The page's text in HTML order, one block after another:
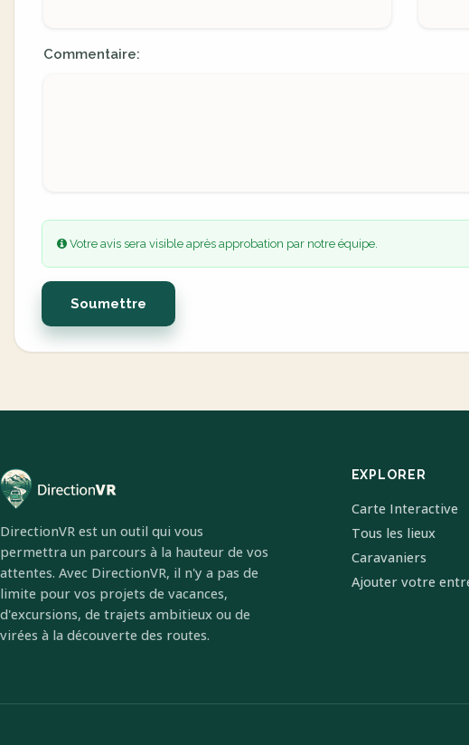
Commentaire:
Votre avis sera visible après approbation par notre équipe.
Soumettre
DirectionVR est un outil qui vous
permettra un parcours à la hauteur de vos
attentes. Avec DirectionVR, il n'y a pas de
limite pour vos projets de vacances,
d'excursions, de trajets ambitieux ou de
virées à la découverte des routes.
EXPLORER
Carte Interactive
Tous les lieux
Caravaniers
Ajouter votre